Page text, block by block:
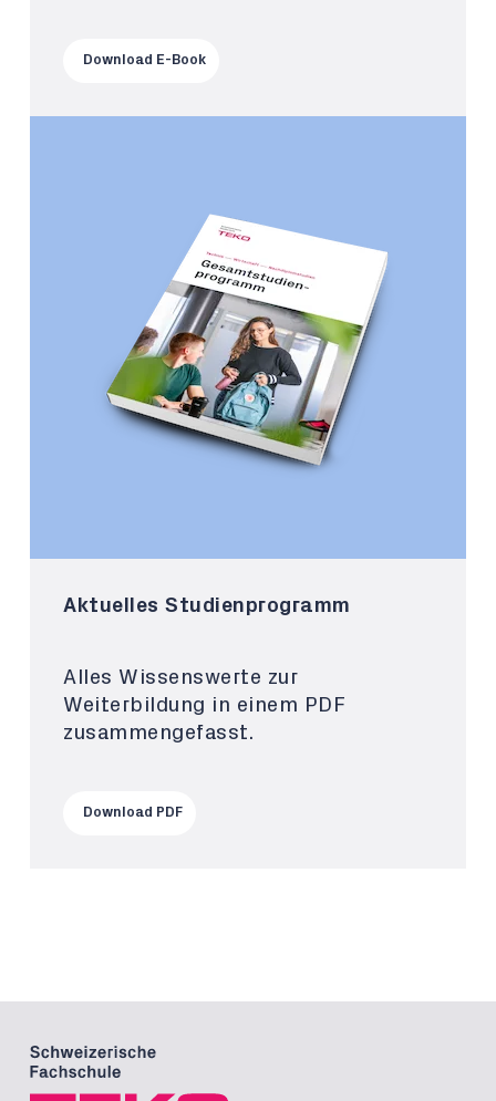
Download E-Book
Aktuelles Studienprogramm
Alles Wissenswerte zur
Weiterbildung in einem PDF
zusammengefasst.
Download PDF